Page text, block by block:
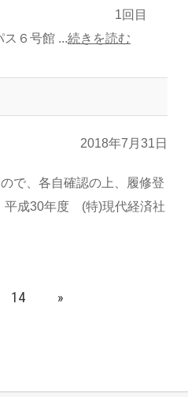
9月29日(土) 1回目
号館 ...続きを読む
2018年7月31日
で、各自確認の上、履修登
成30年度 (特)現代経済社
14 »